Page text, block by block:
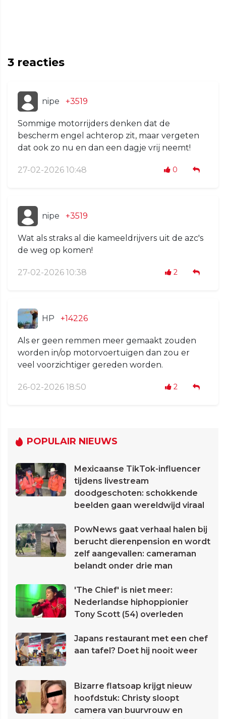
3 reacties
nipe +3519
Sommige motorrijders denken dat de
bescherm engel achterop zit, maar vergeten
dat ook zo nu en dan een dagje vrij neemt!
27-02-2026 10:48 0
nipe +3519
Wat als straks al die kameeldrijvers uit de azc's
de weg op komen!
27-02-2026 10:38 2
HP +14226
Als er geen remmen meer gemaakt zouden
worden in/op motorvoertuigen dan zou er
veel voorzichtiger gereden worden.
26-02-2026 18:50 2
POPULAIR NIEUWS
Mexicaanse TikTok-influencer
tijdens livestream
doodgeschoten: schokkende
beelden gaan wereldwijd viraal
PowNews gaat verhaal halen bij
berucht dierenpension en wordt
zelf aangevallen: cameraman
belandt onder drie man
'The Chief' is niet meer:
Nederlandse hiphoppionier
Tony Scott (54) overleden
Japans restaurant met een chef
aan tafel? Doet hij nooit weer
Bizarre flatsoap krijgt nieuw
hoofdstuk: Christy sloopt
camera van buurvrouw en